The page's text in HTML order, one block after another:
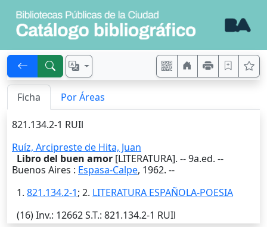
Ficha Por Áreas
821.134.2-1 RUIl
Ruíz, Arcipreste de Hita, Juan
Libro del buen amor [LITERATURA]. -- 9a.ed. --
Buenos Aires : Espasa-Calpe, 1962. --
1. 821.134.2-1; 2. LITERATURA ESPAÑOLA-POESIA
(16)Inv.: 12662S.T.: 821.134.2-1 RUIl